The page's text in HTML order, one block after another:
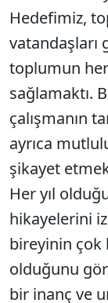
Hedefimiz,
vatandaşları
toplumun
sağlamaktı.
çalışmanın
ayrıca
şikayet
Her yıl
hikayelerini
bireyinin çok
olduğunu
bir inanç ve